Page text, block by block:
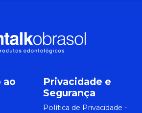
ao
Privacidade e
Segurança
Política de Privacidade -